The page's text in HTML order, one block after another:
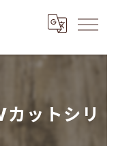
ットシリ